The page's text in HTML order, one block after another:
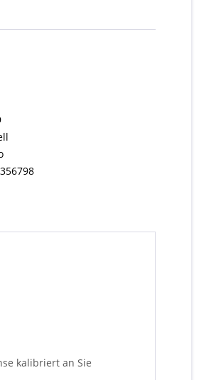
kalibriert an Sie